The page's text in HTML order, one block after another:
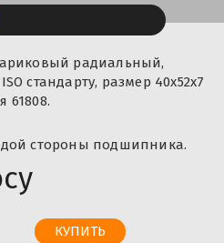
радиальный,
стандарту, размер 40x52x7
61808.
стороны подшипника.